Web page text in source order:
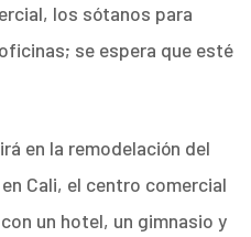
los sótanos para
se espera que esté
en la remodelación del
Cali, el centro comercial
un hotel, un gimnasio y